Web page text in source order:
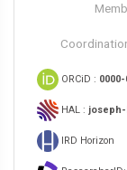
ORCiD :
HAL : joseph-
IRD Horizon